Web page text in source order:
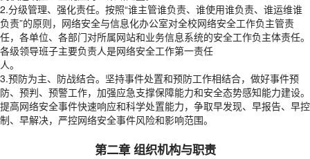
2.分级管理、强化责任。按照“谁主管谁负责、谁使用谁负责、谁运维谁
负责”的原则，网络安全与信息化办公室对全校网络安全工作负主管责
任，各单位、各部门对所属网站和业务信息系统的安全工作负主体责任。
各级领导班子主要负责人是网络安全工作第一责任
人。
3.预防为主、防战结合。坚持事件处置和预防工作相结合，做好事件预
防、预判、预警工作，加强应急支撑保障能力和安全态势感知能力建设。
提高网络安全事件快速响应和科学处置能力，争取早发现、早报告、早控
制、早解决，严控网络安全事件风险和影响范围。
第二章 组织机构与职责